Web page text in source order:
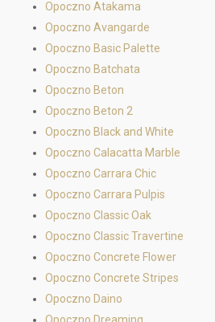
Opoczno Atakama
Opoczno Avangarde
Opoczno Basic Palette
Opoczno Batchata
Opoczno Beton
Opoczno Beton 2
Opoczno Black and White
Opoczno Calacatta Marble
Opoczno Carrara Chic
Opoczno Carrara Pulpis
Opoczno Classic Oak
Opoczno Classic Travertine
Opoczno Concrete Flower
Opoczno Concrete Stripes
Opoczno Daino